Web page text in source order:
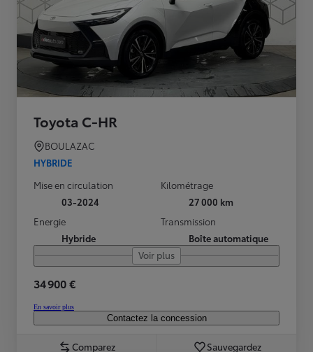
Toyota C-HR
BOULAZAC
HYBRIDE
Mise en circulation
03-2024
Kilométrage
27 000 km
Energie
Hybride
Transmission
Boîte automatique
Voir plus
34 900 €
En savoir plus
Contactez la concession
Comparez Sauvegardez